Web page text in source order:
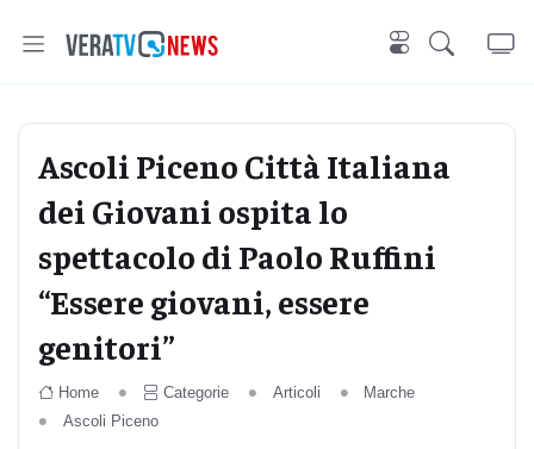
Ascoli Piceno Città Italiana
dei Giovani ospita lo
spettacolo di Paolo Ruffini
“Essere giovani, essere
genitori”
Home Categorie Articoli
Marche
Ascoli Piceno